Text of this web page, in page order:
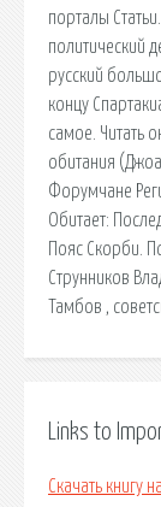
порталы
политический
русский
концу
самое. Читать
обитания
Форумчане
Обитает:
Пояс Скорби.
Струнников
Тамбов ,
Links to
Скачать книгу